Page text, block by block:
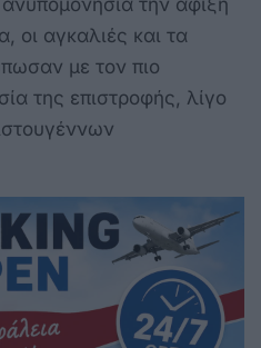
οι αγκαλιές και τα
με τον πιο
της επιστροφής, λίγο